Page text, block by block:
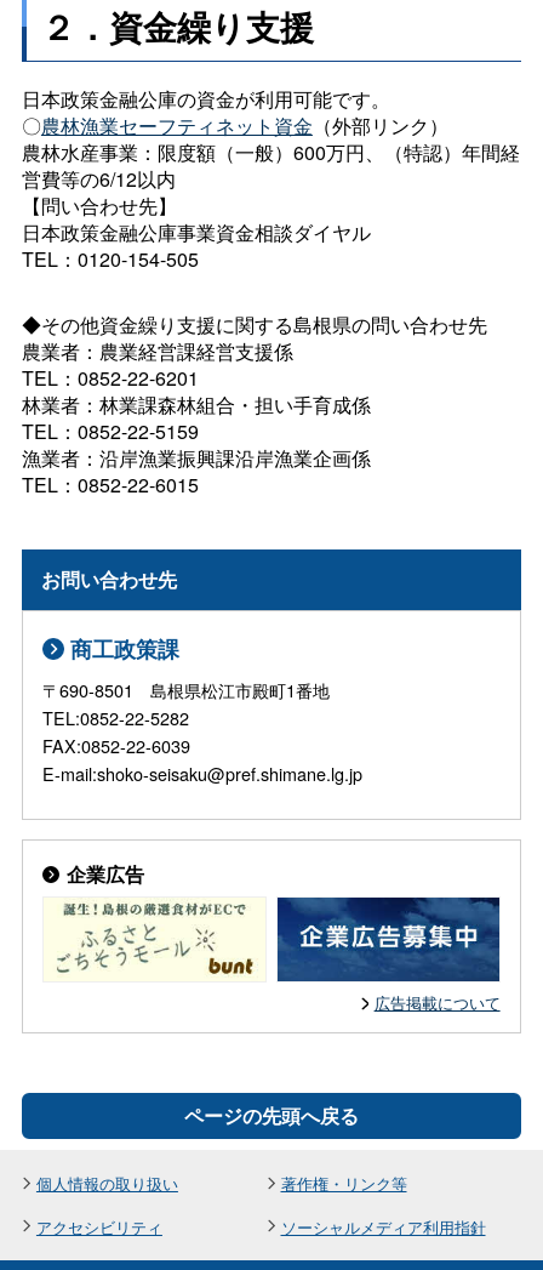
２．資金繰り支援
日本政策金融公庫の資金が利用可能です。
〇農林漁業セーフティネット資金 （外部リンク）
農林水産事業：限度額（一般）600万円、（特認）年間経
営費等の6/12以内
【問い合わせ先】
日本政策金融公庫事業資金相談ダイヤル
TEL：0120-154-505
◆その他資金繰り支援に関する島根県の問い合わせ先
農業者：農業経営課経営支援係
TEL：0852-22-6201
林業者：林業課森林組合・担い手育成係
TEL：0852-22-5159
漁業者：沿岸漁業振興課沿岸漁業企画係
TEL：0852-22-6015
お問い合わせ先
商工政策課
〒690-8501 島根県松江市殿町1番地
TEL:0852-22-5282
FAX:0852-22-6039
E-mail:shoko-seisaku@pref.shimane.lg.jp
企業広告
広告掲載について
ページの先頭へ戻る
個人情報の取り扱い
著作権・リンク等
アクセシビリティ
ソーシャルメディア利用指針